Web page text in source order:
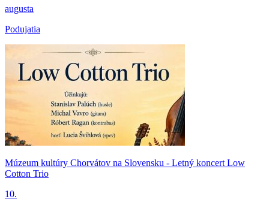
augusta
Podujatia
Múzeum kultúry Chorvátov na Slovensku - Letný koncert Low
Cotton Trio
10.